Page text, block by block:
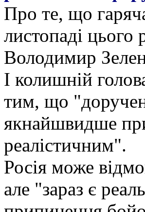
Про те, що
листопаді цього
Володимир
І колишній
тим, що
якнайшвидше
реалістичним".
Росія може
але "зараз є